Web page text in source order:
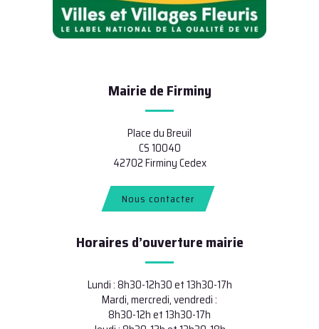
Mairie de Firminy
Place du Breuil
CS 10040
42702 Firminy Cedex
Nous contacter
Horaires d’ouverture mairie
Lundi : 8h30-12h30 et 13h30-17h
Mardi, mercredi, vendredi :
8h30-12h et 13h30-17h